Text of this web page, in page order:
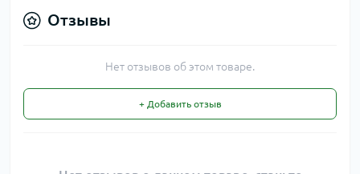
Отзывы
Нет отзывов об этом товаре.
+ Добавить отзыв